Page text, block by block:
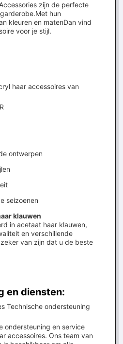
zijn de perfecte
hun
kleuren en matenDan vind
voor je stijl.
haar accessoires van
ontwerpen
seizoenen
klauwen
in acetaat haar klauwen,
en verschillende
van zijn dat u de beste
en diensten:
Technische ondersteuning
ondersteuning en service
accessoires. Ons team van